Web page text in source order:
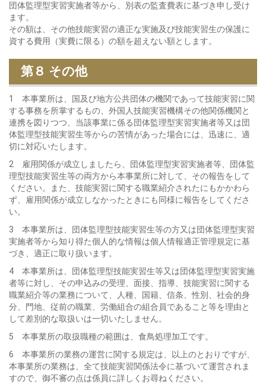
団体監理型実習実施者等から、別表の監査費表に基づき申し受け
ます。
その額は、その他技能実習の適正な実施及び技能実習生の保護に
資する費用（実費に限る）の額を超えない額とします。
第８ その他
1 本事業所は、国及び地方公共団体の機関であって技能実習に関
する事務を所掌するもの、外国人技能実習機構その他関係機関と
連携を図りつつ、当該事業に係る団体監理型実習実施者等又は団
体監理型技能実習生等からの苦情があった場合には、迅速に、適
切に対応いたします。
2 雇用関係が成立しましたら、団体監理型実習実施者等、団体監
理型技能実習生等の両方から本事業所に対して、その報告をして
ください。また、技能実習に関する職業紹介されたにもかかわら
ず、雇用関係が成立しなかったときにも同様に報告をしてくださ
い。
3 本事業所は、団体監理型技能実習生等の方又は団体監理型実習
実施者等から知り得た個人的な情報は個人情報適正管理規定に基
づき、適正に取り扱います。
4 本事業所は、団体監理型技能実習生等又は団体監理型実習実施
者等に対し、その申込みの受理、面接、指導、技能実習に関する
職業紹介等の業務について、人種、国籍、信条、性別、社会的身
分、門地、従前の職業、労働組合の組合員であること等を理由と
して差別的な取扱いは一切いたしません。
5 本事業所の取扱職種の範囲は、食鳥処理加工です。
6 本事業所の業務の運営に関する規定は、以上のとおりですが、
本事業所の業務は、全て技能実習関係法令に基づいて運営されま
すので、御不審の点は係員に詳しくお尋ねください。